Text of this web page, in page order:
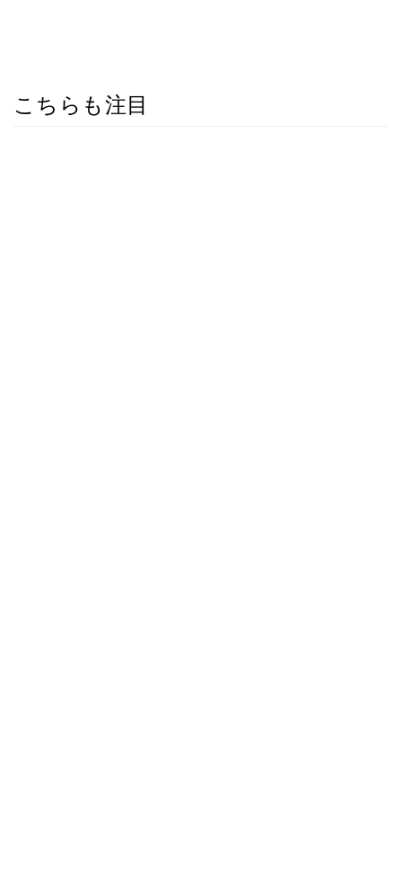
こちらも注目